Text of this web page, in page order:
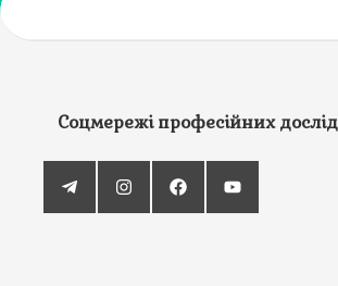
Соцмережі професійних